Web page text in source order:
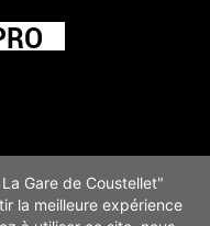
Gare de Coustellet"
la meilleure expérience